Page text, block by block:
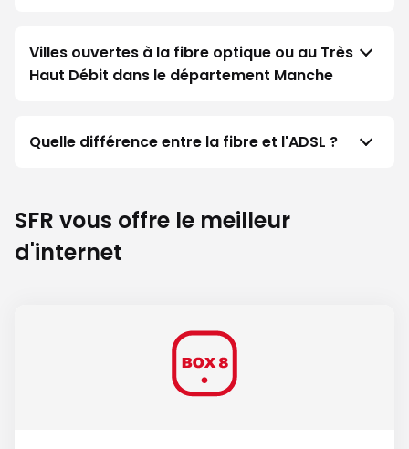
Villes ouvertes à la fibre optique ou au Très
Haut Débit dans le département Manche
Quelle différence entre la fibre et l'ADSL ?
SFR vous offre le meilleur
d'internet